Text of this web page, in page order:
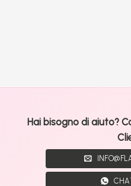
Hai bisogno di aiuto?